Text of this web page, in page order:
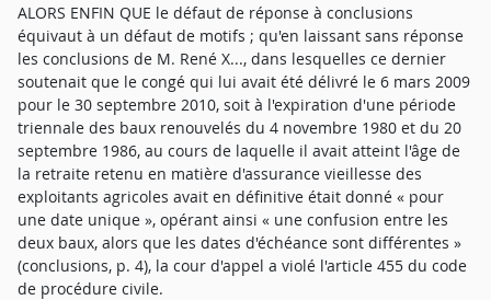
ALORS ENFIN QUE le défaut de réponse à conclusions
équivaut à un défaut de motifs ; qu'en laissant sans réponse
les conclusions de M. René X..., dans lesquelles ce dernier
soutenait que le congé qui lui avait été délivré le 6 mars 2009
pour le 30 septembre 2010, soit à l'expiration d'une période
triennale des baux renouvelés du 4 novembre 1980 et du 20
septembre 1986, au cours de laquelle il avait atteint l'âge de
la retraite retenu en matière d'assurance vieillesse des
exploitants agricoles avait en définitive était donné « pour
une date unique », opérant ainsi « une confusion entre les
deux baux, alors que les dates d'échéance sont différentes »
(conclusions, p. 4), la cour d'appel a violé l'article 455 du code
de procédure civile.